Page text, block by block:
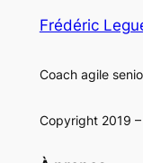
Frédéric
Coach agile
Copyright 2019